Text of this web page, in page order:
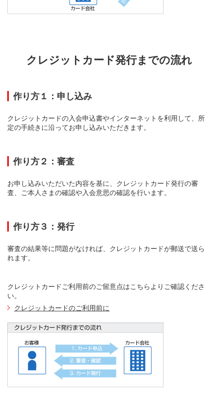
クレジットカード発行までの流れ
作り方１：申し込み
クレジットカードの入会申込書やインターネットを利用して、所
定の手続きに沿ってお申し込みいただきます。
作り方２：審査
お申し込みいただいた内容を基に、クレジットカード発行の審
査、ご本人さまの確認や入会意思の確認を行います。
作り方３：発行
審査の結果等に問題がなければ、クレジットカードが郵送で送ら
れます。
クレジットカードご利用前のご留意点はこちらよりご確認くださ
い。
クレジットカードのご利用前に